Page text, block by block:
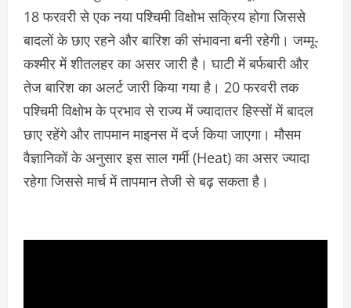
18 फरवरी से एक नया पश्चिमी विक्षोभ सक्रिय होगा जिससे
बादलों के छाए रहने और बारिश की संभावना बनी रहेगी। जम्मू-
कश्मीर में शीतलहर का असर जारी है। घाटी में बर्फबारी और
तेज बारिश का अलर्ट जारी किया गया है। 20 फरवरी तक
पश्चिमी विक्षोभ के प्रभाव से राज्य में ज्यादातर हिस्सों में बादल
छाए रहेंगे और तापमान माइनस में दर्ज किया जाएगा। मौसम
वैज्ञानिकों के अनुसार इस साल गर्मी (Heat) का असर ज्यादा
रहेगा जिससे मार्च में तापमान तेजी से बढ़ सकता है।